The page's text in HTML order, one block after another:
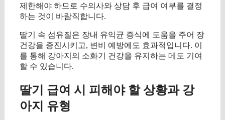
제한해야 하므로 수의사와 상담 후 급여 여부를 결정
하는 것이 바람직합니다.
딸기 속 섬유질은 장내 유익균 증식에 도움을 주어 장
건강을 증진시키고, 변비 예방에도 효과적입니다. 이
를 통해 강아지의 소화기 건강을 유지하는 데도 기여
할 수 있습니다.
딸기 급여 시 피해야 할 상황과 강
아지 유형